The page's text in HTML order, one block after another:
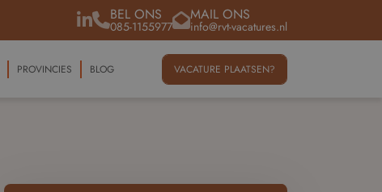
BEL ONS
085-1155977
MAIL ONS
info@rvt-vacatures.nl
PROVINCIES BLOG VACATURE PLAATSEN?